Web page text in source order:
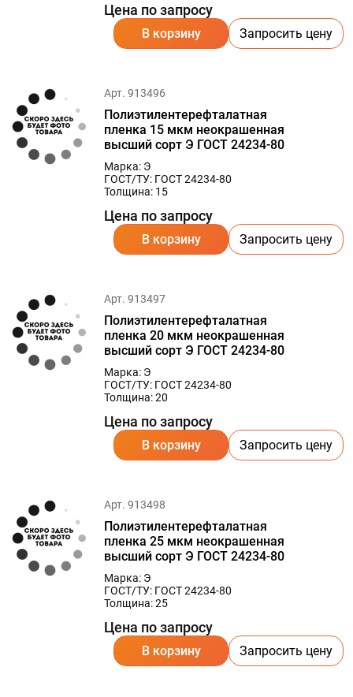
Цена по запросу
В корзину Запросить цену
Арт. 913496
Полиэтилентерефталатная
пленка 15 мкм неокрашенная
высший сорт Э ГОСТ 24234-80
Марка: Э
ГОСТ/ТУ: ГОСТ 24234-80
Толщина: 15
Цена по запросу
В корзину Запросить цену
Арт. 913497
Полиэтилентерефталатная
пленка 20 мкм неокрашенная
высший сорт Э ГОСТ 24234-80
Марка: Э
ГОСТ/ТУ: ГОСТ 24234-80
Толщина: 20
Цена по запросу
В корзину Запросить цену
Арт. 913498
Полиэтилентерефталатная
пленка 25 мкм неокрашенная
высший сорт Э ГОСТ 24234-80
Марка: Э
ГОСТ/ТУ: ГОСТ 24234-80
Толщина: 25
Цена по запросу
В корзину Запросить цену